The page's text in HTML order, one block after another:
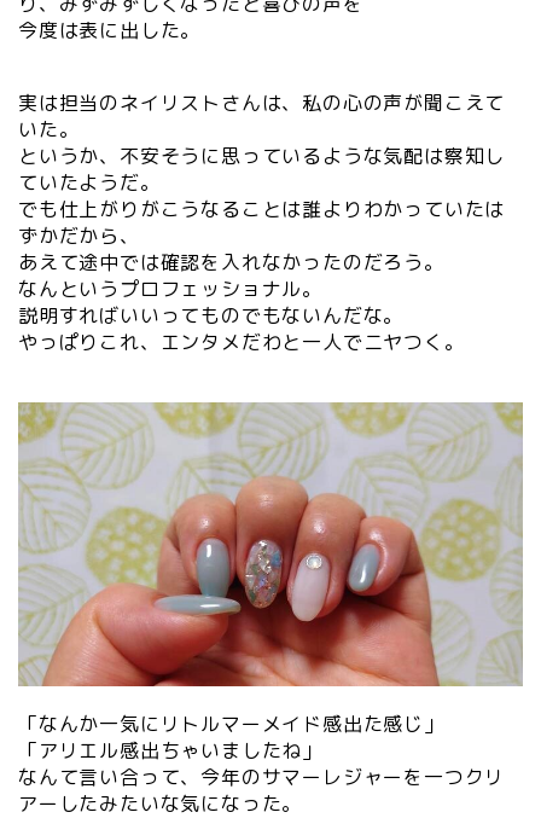
今度は表に出した。
実は担当のネイリストさんは、私の心の声が聞こえて
いた。
というか、不安そうに思っているような気配は察知し
ていたようだ。
でも仕上がりがこうなることは誰よりわかっていたは
ずかだから、
あえて途中では確認を入れなかったのだろう。
なんというプロフェッショナル。
説明すればいいってものでもないんだな。
やっぱりこれ、エンタメだわと一人でニヤつく。
「なんか一気にリトルマーメイド感出た感じ」
「アリエル感出ちゃいましたね」
なんて言い合って、今年のサマーレジャーを一つクリ
アーしたみたいな気になった。